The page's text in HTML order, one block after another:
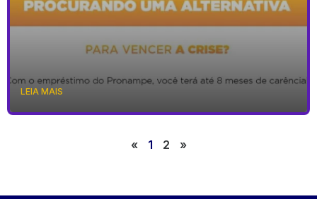
LEIA MAIS
« 1 2 »